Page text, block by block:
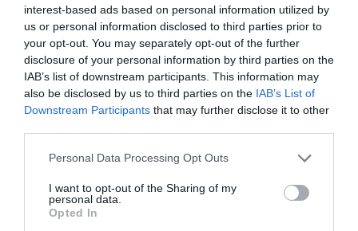
interest-based ads based on personal information utilized by
us or personal information disclosed to third parties prior to
your opt-out. You may separately opt-out of the further
disclosure of your personal information by third parties on the
IAB’s list of downstream participants. This information may
also be disclosed by us to third parties on the IAB’s List of
Downstream Participants that may further disclose it to other
Personal Data Processing Opt Outs
I want to opt-out of the Sharing of my
personal data.
Opted In
25 Φεβρουαρίου 2020
Το παιδί που
1